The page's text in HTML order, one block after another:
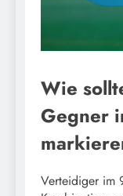
Wie
Gegner
Verteidiger im